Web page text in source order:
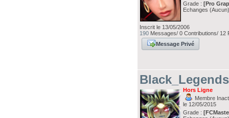
Grade :[Pro
Echanges
Inscrit le 13/05/2006
190 Messages/ 0 Contributions/ 12
Message Privé
Black_Legends
Hors Ligne
Membre
le 12/05/2015
Grade :